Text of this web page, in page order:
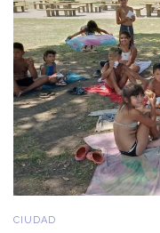
CIUDAD